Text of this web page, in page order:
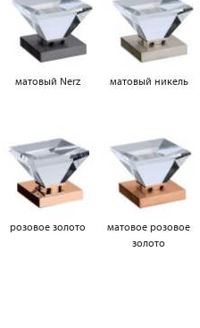
матовый Nerz матовый никель
розовое золото
матовое розовое
золото